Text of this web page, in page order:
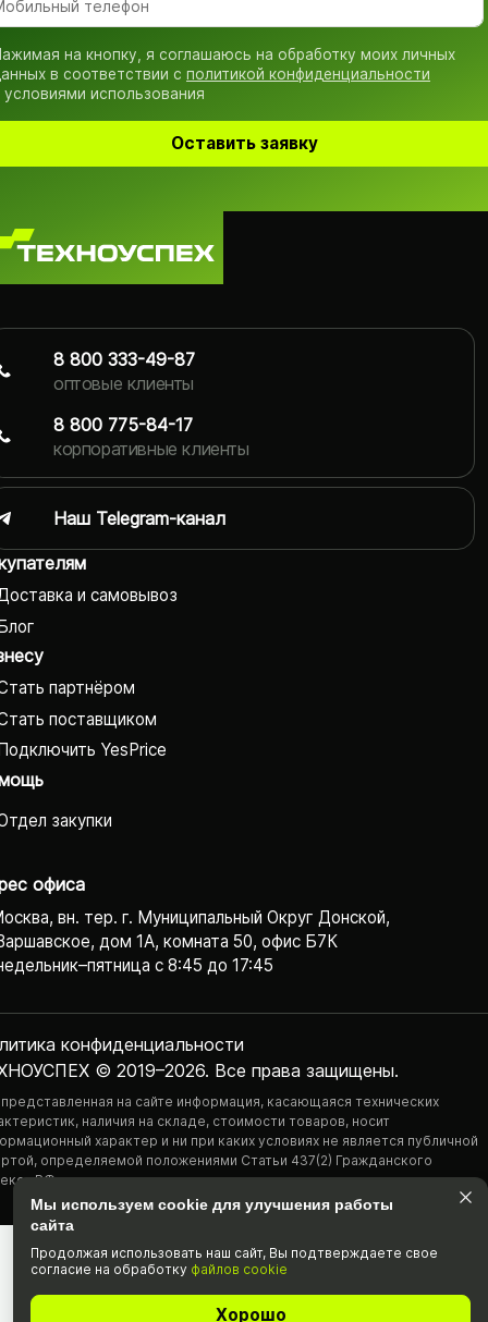
на кнопку, я соглашаюсь на обработку моих личных
в соответствии с политикой конфиденциальности
условиями использования
Оставить заявку
и самовывоз
партнёром
поставщиком
YesPrice
закупки
офиса
вн. тер. г. Муниципальный Округ Донской,
дом 1А, комната 50, офис Б7К
с 8:45 до 17:45
© 2019–2026. Все права защищены.
конфиденциаль­ности
на сайте информация, касающаяся технических
наличия на складе, стоимости товаров, носит
характер и ни при каких условиях не является публичной
определяемой положениями Статьи 437(2) Гражданского
РФ.
8 800 333-49-87
оптовые клиенты
8 800 775-84-17
корпоративные клиенты
Наш Telegram-канал
Мы используем cookie для улучшения работы
сайта
Продолжая использовать наш cайт, Вы подтвержда­ете свое
согласие на обработку файлов cookie
Хорошо